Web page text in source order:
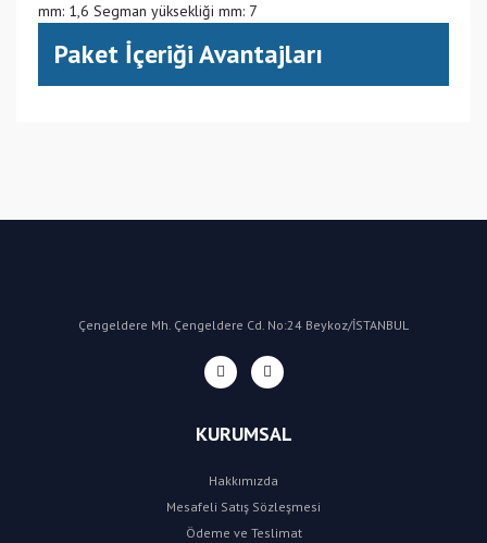
mm: 1,6 Segman yüksekliği mm: 7
Paket İçeriği Avantajları
Çengeldere Mh. Çengeldere Cd. No:24 Beykoz/İSTANBUL
KURUMSAL
Hakkımızda
Mesafeli Satış Sözleşmesi
Ödeme ve Teslimat